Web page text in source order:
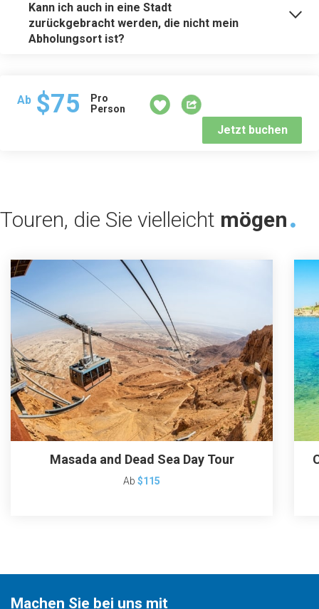
Kann ich auch in eine Stadt
zurückgebracht werden, die nicht mein
Abholungsort ist?
Ab $75
Pro
Person
Jetzt buchen
Touren, die Sie vielleicht mögen
Masada and Dead Sea Day Tour
Ab$115
Machen Sie bei uns mit